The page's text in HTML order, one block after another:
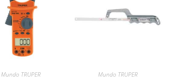
Mundo TRUPER Mundo TRUPER